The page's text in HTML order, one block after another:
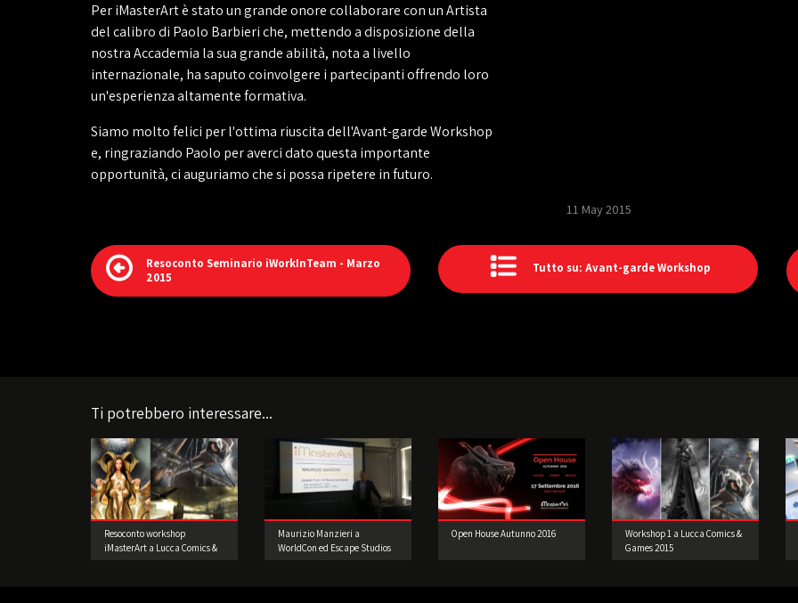
Per iMasterArt è stato un grande onore collaborare con un Artista
del calibro di Paolo Barbieri che, mettendo a disposizione della
nostra Accademia la sua grande abilità, nota a livello
internazionale, ha saputo coinvolgere i partecipanti offrendo loro
un'esperienza altamente formativa.
Siamo molto felici per l'ottima riuscita dell'Avant-garde Workshop
e, ringraziando Paolo per averci dato questa importante
opportunità, ci auguriamo che si possa ripetere in futuro.
11 May 2015
Resoconto Seminario iWorkInTeam - Marzo
2015
Tutto su: Avant-garde Workshop
Ti potrebbero interessare...
Resoconto workshop
iMasterArt a Lucca Comics &
Maurizio Manzieri a
WorldCon ed Escape Studios
Open House Autunno 2016
Workshop 1 a Lucca Comics &
Games 2015